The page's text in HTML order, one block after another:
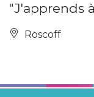
"J'apprends
Roscoff